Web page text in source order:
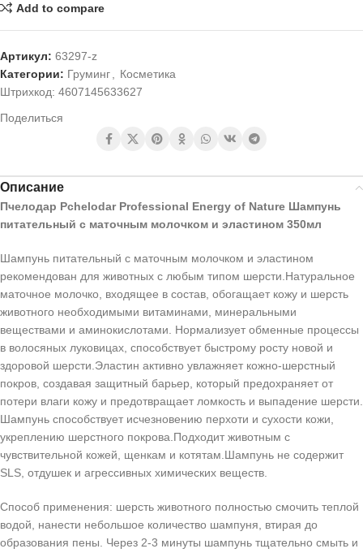
Add to compare
Артикул: 63297-z
Категории: Груминг
Косметика
Штрихкод: 4607145633627
Поделиться
Описание
Пчелодар Pchelodar Professional Energy of Nature Шампунь
питательный с маточным молочком и эластином 350мл
Шампунь питательный с маточным молочком и эластином
рекомендован для животных с любым типом шерсти.Натуральное
маточное молочко, входящее в состав, обогащает кожу и шерсть
животного необходимыми витаминами, минеральными
веществами и аминокислотами. Нормализует обменные процессы
в волосяных луковицах, способствует быстрому росту новой и
здоровой шерсти.Эластин активно увлажняет кожно-шерстный
покров, создавая защитный барьер, который предохраняет от
потери влаги кожу и предотвращает ломкость и выпадение шерсти.
Шампунь способствует исчезновению перхоти и сухости кожи,
укреплению шерстного покрова.Подходит животным с
чувствительной кожей, щенкам и котятам.Шампунь не содержит
SLS, отдушек и агрессивных химических веществ.
Способ применения: шерсть животного полностью смочить теплой
водой, нанести небольшое количество шампуня, втирая до
образования пены. Через 2-3 минуты шампунь тщательно смыть и